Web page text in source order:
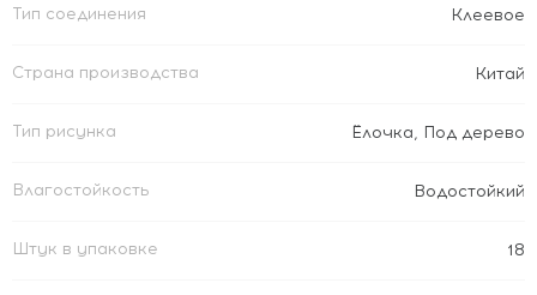
Тип соединения Клеевое
Страна производства Китай
Тип рисунка Ёлочка, Под дерево
Влагостойкость Водостойкий
Штук в упаковке 18